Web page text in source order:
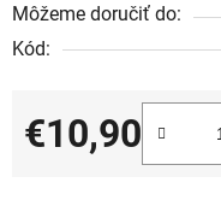
Môžeme doručiť do:
Kód:
€10,90
Jednotková cena: